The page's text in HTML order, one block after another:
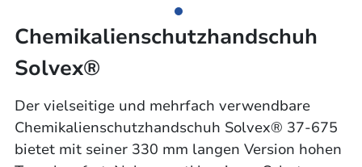
Chemikalienschutzhandschuh
Solvex®
Der vielseitige und mehrfach verwendbare
Chemikalienschutzhandschuh Solvex® 37-675
bietet mit seiner 330 mm langen Version hohen